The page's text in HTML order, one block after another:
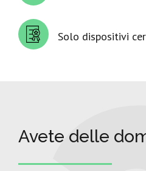
Solo dispositivi
Avete delle